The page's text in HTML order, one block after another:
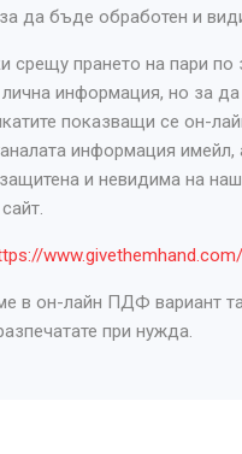
да бъде обработен и
срещу прането на пари по
информация, но за
показващи се он-
информация имейл,
и невидима на
сайт.
www.givethemhand.com/
в он-лайн ПДФ вариант
при нужда.